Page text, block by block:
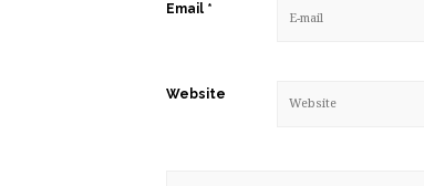
Email *
Website